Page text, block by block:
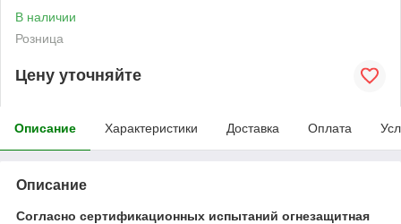
В наличии
Розница
Цену уточняйте
Описание Характеристики Доставка Оплата
Описание
Согласно сертификационных испытаний огнезащитная